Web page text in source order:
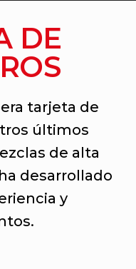
DE
tarjeta de
últimos
de alta
desarrollado
y